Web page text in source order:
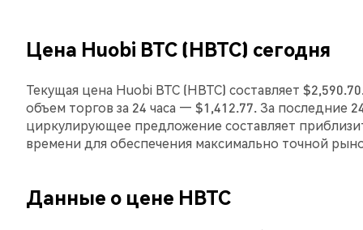
Цена Huobi BTC (HBTC) сегодня
Текущая цена Huobi BTC (HBTC) составляет
объем торгов за 24 часа — $1,412.77. За последние
циркулирующее предложение составляет
времени для обеспечения максимально точной
Данные о цене HBTC